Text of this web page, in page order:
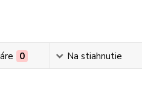
0 Na stiahnutie